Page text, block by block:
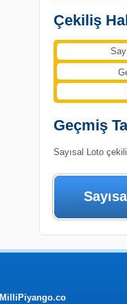
Çekiliş
Geçmiş
Sayısal Loto
MilliPiyango.co